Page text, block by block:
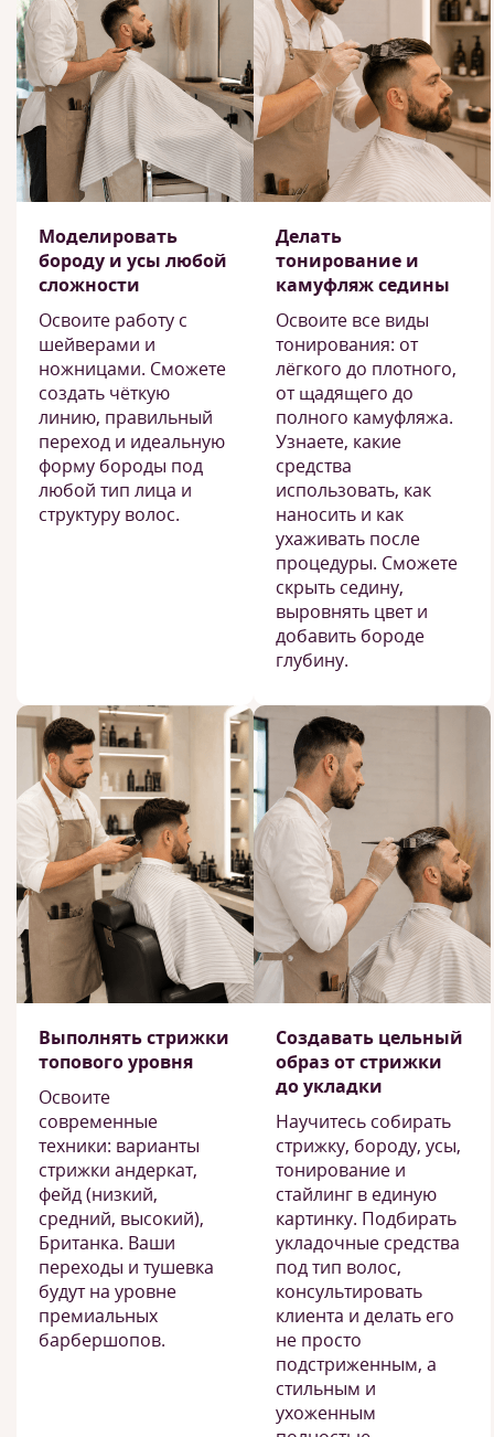
Моделировать
бороду и усы любой
сложности
Освоите работу с
шейверами и
ножницами. Сможете
создать чёткую
линию, правильный
переход и идеальную
форму бороды под
любой тип лица и
структуру волос.
Делать
тонирование и
камуфляж седины
Освоите все виды
тонирования: от
лёгкого до плотного,
от щадящего до
полного камуфляжа.
Узнаете, какие
средства
использовать, как
наносить и как
ухаживать после
процедуры. Сможете
скрыть седину,
выровнять цвет и
добавить бороде
глубину.
Выполнять стрижки
топового уровня
Освоите
современные
техники: варианты
стрижки андеркат,
фейд (низкий,
средний, высокий),
Британка. Ваши
переходы и тушевка
будут на уровне
премиальных
барбершопов.
Создавать цельный
образ от стрижки
до укладки
Научитесь собирать
стрижку, бороду, усы,
тонирование и
стайлинг в единую
картинку. Подбирать
укладочные средства
под тип волос,
консультировать
клиента и делать его
не просто
подстриженным, а
стильным и
ухоженным